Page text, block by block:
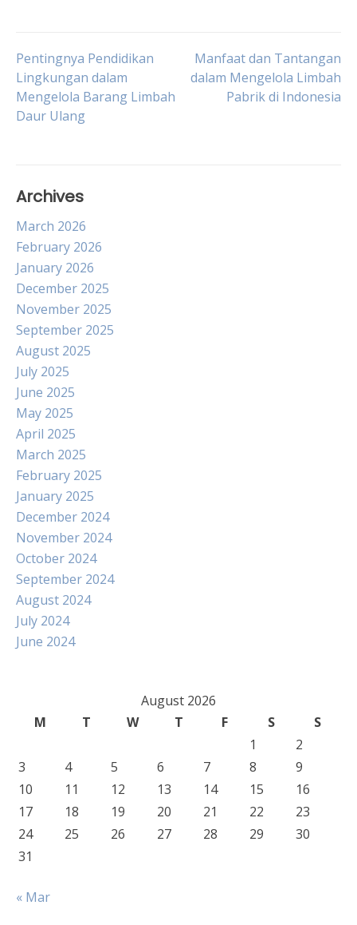
Post
navigation
Pentingnya Pendidikan
Lingkungan dalam
Mengelola Barang Limbah
Daur Ulang
Manfaat dan Tantangan
dalam Mengelola Limbah
Pabrik di Indonesia
Archives
March 2026
February 2026
January 2026
December 2025
November 2025
September 2025
August 2025
July 2025
June 2025
May 2025
April 2025
March 2025
February 2025
January 2025
December 2024
November 2024
October 2024
September 2024
August 2024
July 2024
June 2024
August 2026
M
T W T F S
S
1
2
3
4 5 6 7 8
9
10
11 12 13 14 15
16
17
18 19 20 21 22
23
24
25 26 27 28 29
30
31
« Mar